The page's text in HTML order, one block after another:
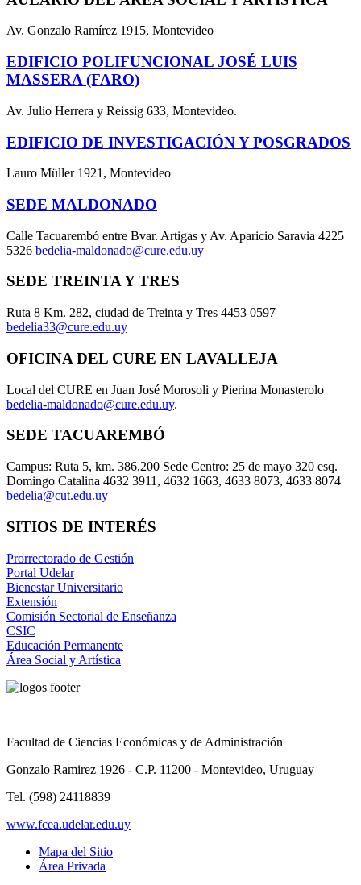
Av. Gonzalo Ramírez 1915, Montevideo
EDIFICIO POLIFUNCIONAL JOSÉ LUIS
MASSERA (FARO)
Av. Julio Herrera y Reissig 633, Montevideo.
EDIFICIO DE INVESTIGACIÓN Y POSGRADOS
Lauro Müller 1921, Montevideo
SEDE MALDONADO
Calle Tacuarembó entre Bvar. Artigas y Av. Aparicio Saravia 4225
5326 bedelia-maldonado@cure.edu.uy
SEDE TREINTA Y TRES
Ruta 8 Km. 282, ciudad de Treinta y Tres 4453 0597
bedelia33@cure.edu.uy
OFICINA DEL CURE EN LAVALLEJA
Local del CURE en Juan José Morosoli y Pierina Monasterolo
bedelia-maldonado@cure.edu.uy.
SEDE TACUAREMBÓ
Campus: Ruta 5, km. 386,200 Sede Centro: 25 de mayo 320 esq.
Domingo Catalina 4632 3911, 4632 1663, 4633 8073, 4633 8074
bedelia@cut.edu.uy
SITIOS DE INTERÉS
Prorrectorado de Gestión
Portal Udelar
Bienestar Universitario
Extensión
Comisión Sectorial de Enseñanza
CSIC
Educación Permanente
Área Social y Artística
Facultad de Ciencias Económicas y de Administración
Gonzalo Ramirez 1926 - C.P. 11200 - Montevideo, Uruguay
Tel. (598) 24118839
www.fcea.udelar.edu.uy
Mapa del Sitio
Área Privada